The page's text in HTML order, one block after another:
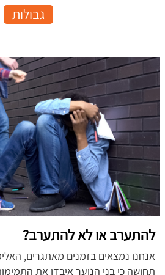
גבולות
להתערב או לא להתערב?
אנחנו נמצאים בזמנים מאתגרים,
תחושה כי בני הנוער איבדו את